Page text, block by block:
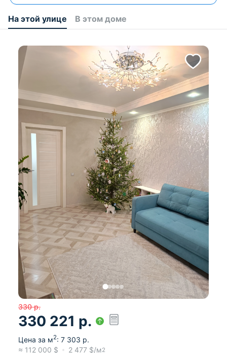
На этой улице В этом доме
330 р.
330 221 р.
Цена за м2: 7 303 р.
≈ 112 000 $ 2 477 $/м2